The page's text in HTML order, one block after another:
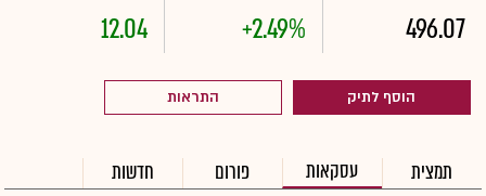
496.07
+2.49%
12.04
הוסף לתיק התראות
תמצית עסקאות פורום חדשות